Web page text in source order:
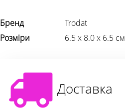
Бренд
Trodat
Розміри
6.5 х 8.0 х 6.5 см
Доставка